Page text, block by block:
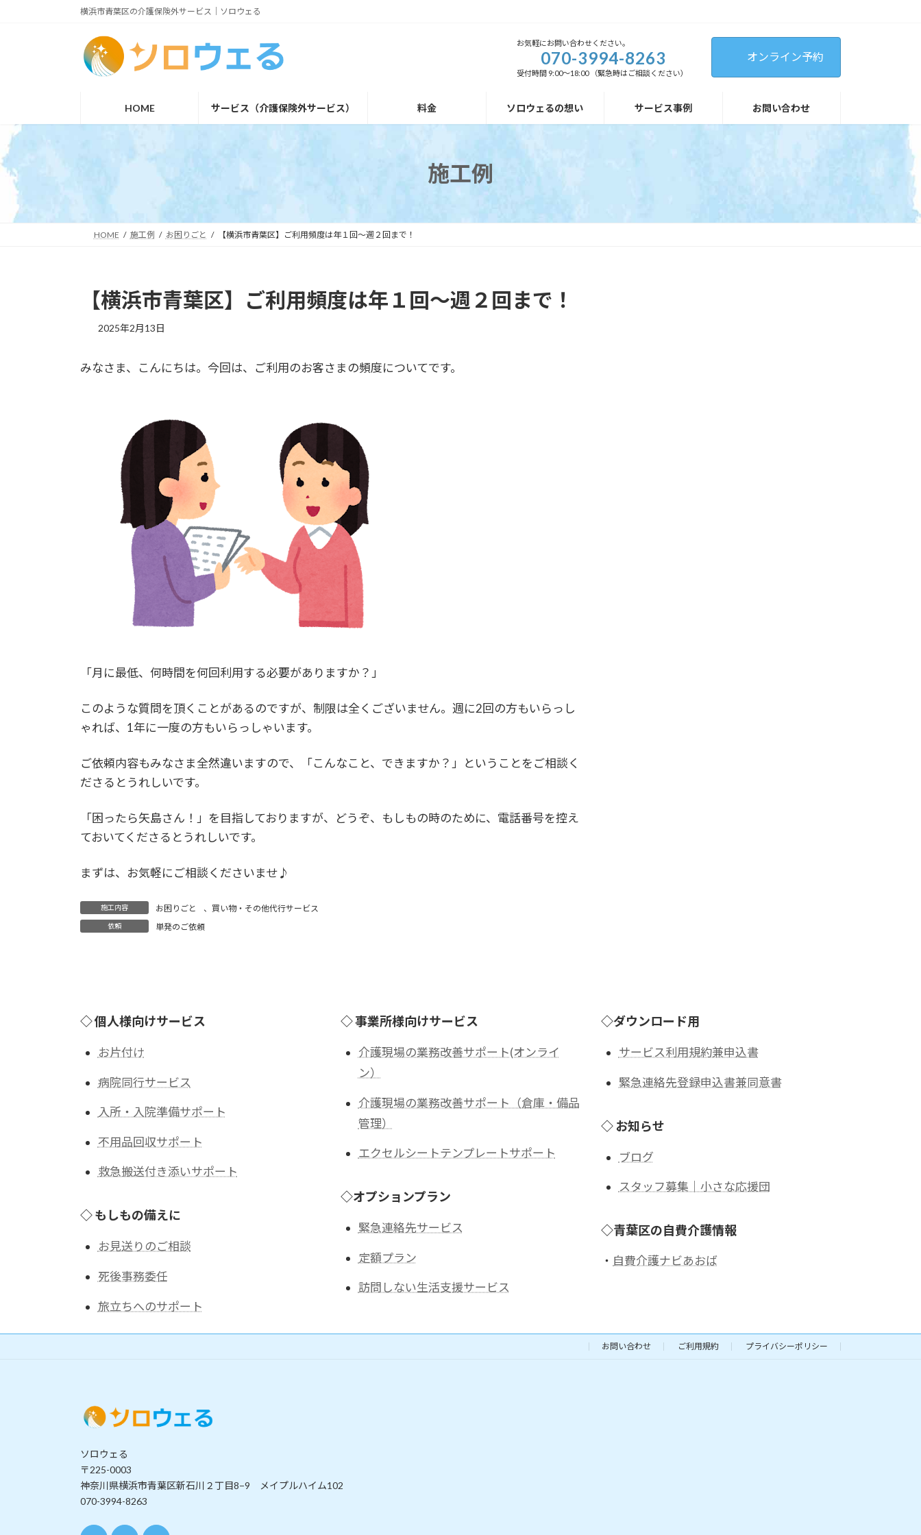
キ
ッ
に
移
横浜市青葉区の介護保険外サービス｜ソロウェる
お気軽にお問い合わせください。
070-3994-8263
受付時間 9:00～18:00 （緊急時はご相談ください）
オンライン予約
HOME サービス（介護保険外サービス） 料金 ソロウェるの想い サービス事例 お問い合わせ
施工例
HOME 施工例 お困りごと 【横浜市青葉区】ご利用頻度は年１回～週２回まで！
【横浜市青葉区】ご利用頻度は年１回～週２回まで！
2025年2月13日
みなさま、こんにちは。今回は、ご利用のお客さまの頻度についてです。
「月に最低、何時間を何回利用する必要がありますか？」
このような質問を頂くことがあるのですが、制限は全くございません。週に2回の方もいらっし
ゃれば、1年に一度の方もいらっしゃいます。
ご依頼内容もみなさま全然違いますので、「こんなこと、できますか？」ということをご相談く
ださるとうれしいです。
「困ったら矢島さん！」を目指しておりますが、どうぞ、もしもの時のために、電話番号を控え
ておいてくださるとうれしいです。
まずは、お気軽にご相談くださいませ♪
施工内容 お困りごと 、 買い物・その他代行サービス
依頼 単発のご依頼
◇ 個人様向けサービス
お片付け
病院同行サービス
入所・入院準備サポート
不用品回収サポート
救急搬送付き添いサポート
◇ もしもの備えに
お見送りのご相談
死後事務委任
旅立ちへのサポート
◇ 事業所様向けサービス
介護現場の業務改善サポート(オンライ
ン）
介護現場の業務改善サポート（倉庫・備品
管理）
エクセルシートテンプレートサポート
◇オプションプラン
緊急連絡先サービス
定額プラン
訪問しない生活支援サービス
◇ダウンロード用
サービス利用規約兼申込書
緊急連絡先登録申込書兼同意書
◇ お知らせ
ブログ
スタッフ募集｜小さな応援団
◇青葉区の自費介護情報
・ 自費介護ナビあおば
お問い合わせ ご利用規約 プライバシーポリシー
ソロウェる
〒225-0003
神奈川県横浜市青葉区新石川２丁目8−9 メイプルハイム102
070-3994-8263